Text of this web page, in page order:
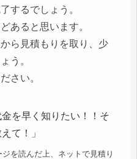
するでしょう。
あると思います。
ら見積もりを取り、少
う。
さい。
金を早く知りたい！！そ
て！」
を読んだ上、ネットで見積り